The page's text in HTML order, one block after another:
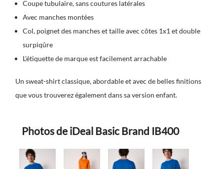
Coupe tubulaire, sans coutures latérales
Avec manches montées
Col, poignet des manches et taille avec côtes 1x1 et double
surpiqûre
L'étiquette de marque est facilement arrachable
Un sweat-shirt classique, abordable et avec de belles finitions
que vous trouverez également dans sa version enfant.
Photos de iDeal Basic Brand IB400